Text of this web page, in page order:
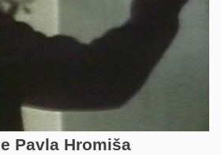
Pavla Hromiša